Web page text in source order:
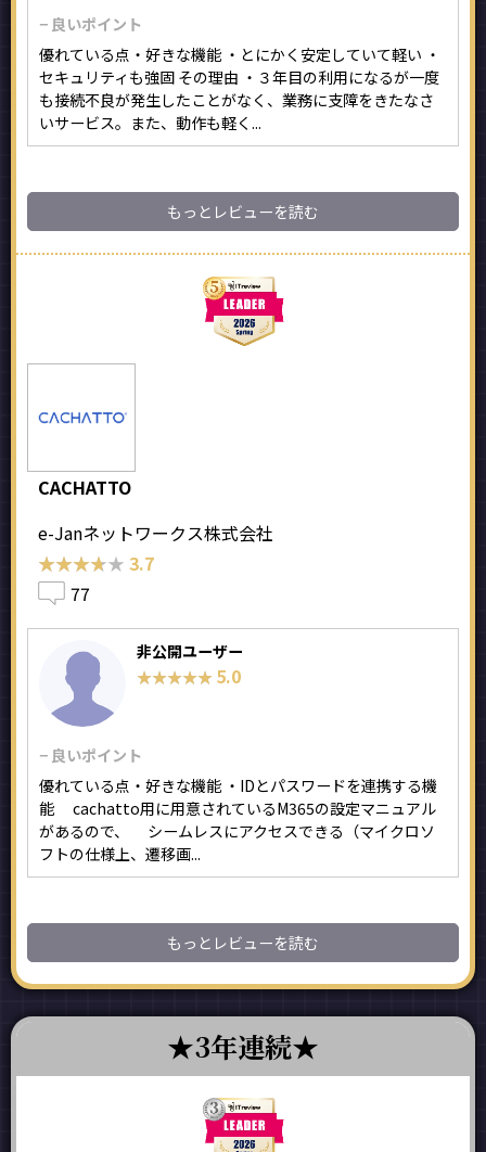
− 良いポイント
優れている点・好きな機能 ・とにかく安定していて軽い ・
セキュリティも強固 その理由 ・３年目の利用になるが一度
も接続不良が発生したことがなく、業務に支障をきたなさ
いサービス。また、動作も軽く...
もっとレビューを読む
CACHATTO
e-Janネットワークス株式会社
★★★★★
★★★★★ 3.7
77
非公開ユーザー
★★★★★
★★★★★ 5.0
− 良いポイント
優れている点・好きな機能 ・IDとパスワードを連携する機
能 cachatto用に用意されているM365の設定マニュアル
があるので、 シームレスにアクセスできる（マイクロソ
フトの仕様上、遷移画...
もっとレビューを読む
3年連続